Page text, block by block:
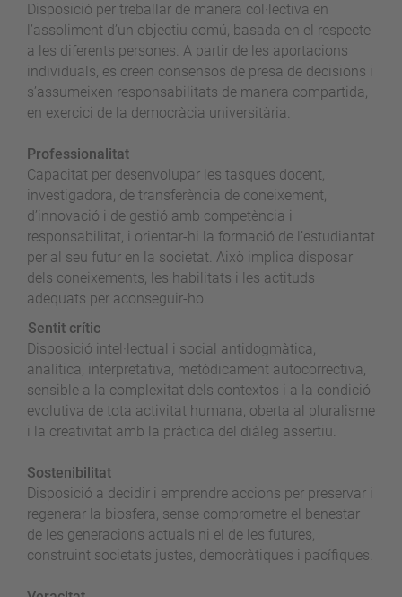
Disposició per treballar de manera col·lectiva en
l’assoliment d’un objectiu comú, basada en el respecte
a les diferents persones. A partir de les aportacions
individuals, es creen consensos de presa de decisions i
s’assumeixen responsabilitats de manera compartida,
en exercici de la democràcia universitària.
Professionalitat
Capacitat per desenvolupar les tasques docent,
investigadora, de transferència de coneixement,
d’innovació i de gestió amb competència i
responsabilitat, i orientar-hi la formació de l’estudiantat
per al seu futur en la societat. Això implica disposar
dels coneixements, les habilitats i les actituds
adequats per aconseguir-ho.
Sentit crític
Disposició intel·lectual i social antidogmàtica,
analítica, interpretativa, metòdicament autocorrectiva,
sensible a la complexitat dels contextos i a la condició
evolutiva de tota activitat humana, oberta al pluralisme
i la creativitat amb la pràctica del diàleg assertiu.
Sostenibilitat
Disposició a decidir i emprendre accions per preservar i
regenerar la biosfera, sense comprometre el benestar
de les generacions actuals ni el de les futures,
construint societats justes, democràtiques i pacífiques.